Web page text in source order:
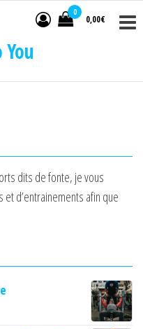
0
0,00€
dits de fonte, je vous
d’entrainements afin que